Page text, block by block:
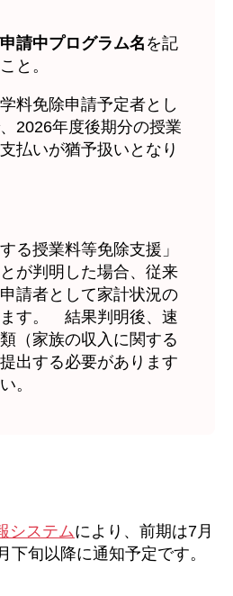
請中プログラム名 を記
と。
料免除申請予定者とし
2026年度後期分の授業
払いが猶予扱いとなり
る授業料等免除支援」
が判明した場合、従来
請者として家計状況の
す。 結果判明後、速
（家族の収入に関する
出する必要があります
。
システムにより、前期は7月
下旬以降に通知予定です。